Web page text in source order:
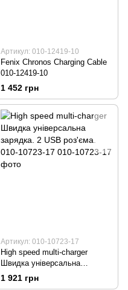
Артикул: 010-12419-10
Fenix Chronos Charging Cable
010-12419-10
1 452 грн
Артикул: 010-10723-17
High speed multi-charger
Швидка універсальна
зарядка. 2 USB роз'єма. 010-
10723-17
1 921 грн